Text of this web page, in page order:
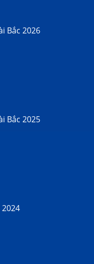
Bắc 2026
Bắc 2025